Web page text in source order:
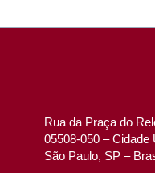
Rua da Praça do
05508-050 – Cidade
São Paulo, SP –